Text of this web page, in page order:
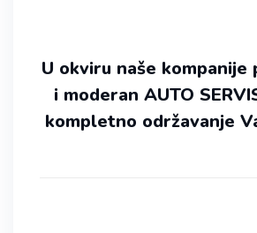
U okviru naše kompanije
i moderan AUTO
kompletno održavanje